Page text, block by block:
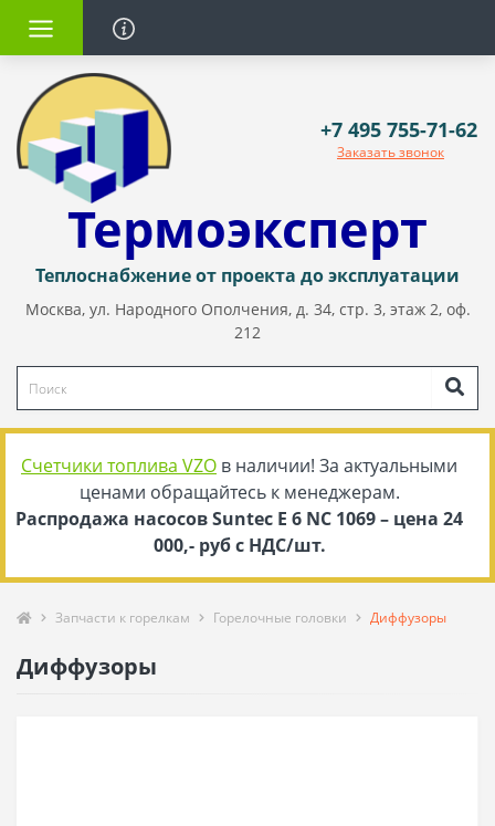
Термоэксперт
Теплоснабжение от проекта до эксплуатации
Москва, ул. Народного Ополчения, д. 34, стр. 3, этаж 2, оф.
212
+7 495 755-71-62
Заказать звонок
Счетчики топлива VZO в наличии! За актуальными
ценами обращайтесь к менеджерам.
Распродажа насосов Suntec E 6 NC 1069 – цена 24
000,- руб с НДС/шт.
Запчасти к горелкам Горелочные головки Диффузоры
Диффузоры